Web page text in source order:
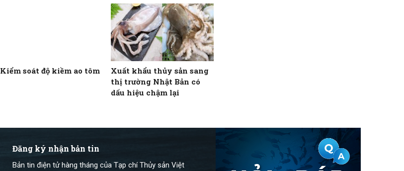
Kiểm soát độ kiềm ao tôm
Xuất khẩu thủy sản sang
thị trường Nhật Bản có
dấu hiệu chậm lại
Đăng ký nhận bản tin
Bản tin điện tử hàng tháng của Tạp chí Thủy sản Việt